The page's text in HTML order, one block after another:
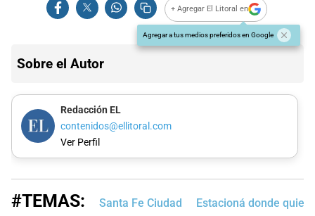
+ Agregar El Litoral en
Agregar a tus medios preferidos en Google
Sobre el Autor
Redacción EL
contenidos@ellitoral.com
Ver Perfil
#TEMAS: Santa Fe Ciudad Estacioná donde